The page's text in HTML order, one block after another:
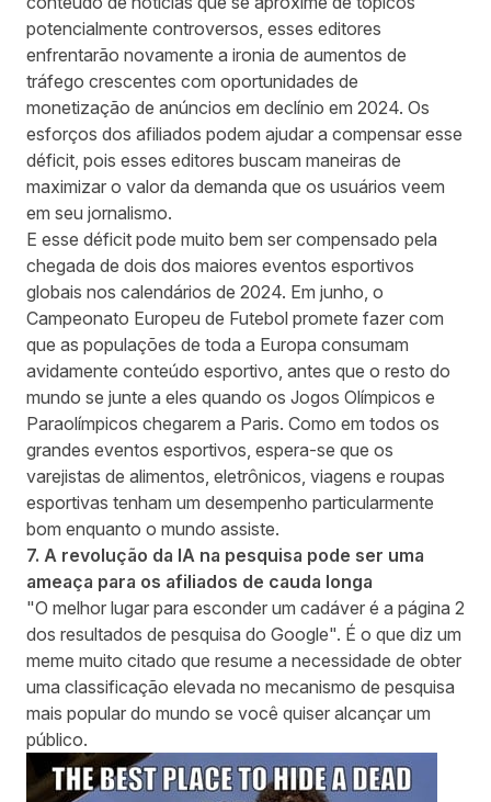
potencialmente controversos, esses editores
enfrentarão novamente a ironia de aumentos de
tráfego crescentes com oportunidades de
monetização de anúncios em declínio em 2024. Os
esforços dos afiliados podem ajudar a compensar esse
déficit, pois esses editores buscam maneiras de
maximizar o valor da demanda que os usuários veem
em seu jornalismo.
E esse déficit pode muito bem ser compensado pela
chegada de dois dos maiores eventos esportivos
globais nos calendários de 2024. Em junho, o
Campeonato Europeu de Futebol promete fazer com
que as populações de toda a Europa consumam
avidamente conteúdo esportivo, antes que o resto do
mundo se junte a eles quando os Jogos Olímpicos e
Paraolímpicos chegarem a Paris. Como em todos os
grandes eventos esportivos, espera-se que os
varejistas de alimentos, eletrônicos, viagens e roupas
esportivas tenham um desempenho particularmente
bom enquanto o mundo assiste.
7. A revolução da IA na pesquisa pode ser uma
ameaça para os afiliados de cauda longa
"O melhor lugar para esconder um cadáver é a página 2
dos resultados de pesquisa do Google". É o que diz um
meme muito citado que resume a necessidade de obter
uma classificação elevada no mecanismo de pesquisa
mais popular do mundo se você quiser alcançar um
público.